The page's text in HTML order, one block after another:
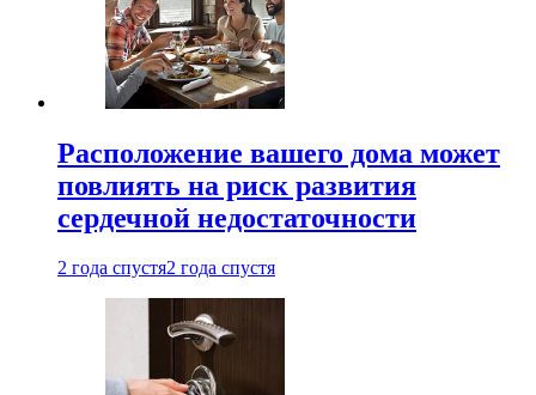
Расположение вашего дома может
повлиять на риск развития
сердечной недостаточности
2 года спустя2 года спустя